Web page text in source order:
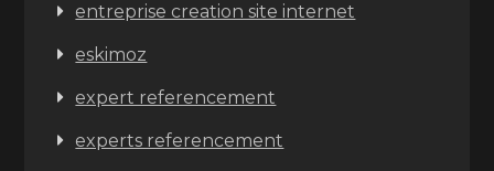
entreprise creation site internet
eskimoz
expert referencement
experts referencement